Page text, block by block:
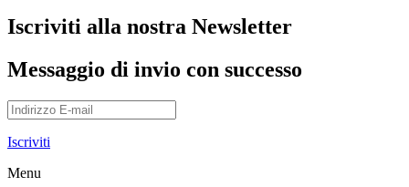
Iscriviti alla nostra Newsletter
Messaggio di invio con successo
Iscriviti
Menu